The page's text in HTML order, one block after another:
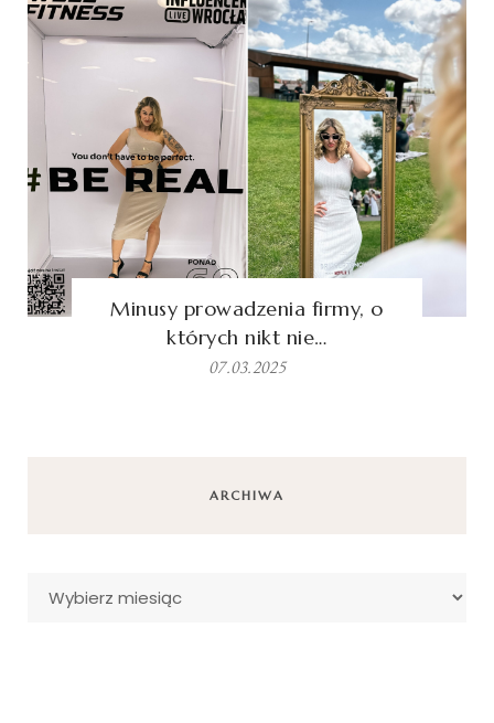
Minusy prowadzenia firmy, o
których nikt nie…
07.03.2025
ARCHIWA